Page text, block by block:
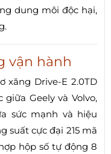
dung môi độc hại,
vận hành
xăng Drive-E 2.0TD
Geely và Volvo,
sức mạnh và hiệu
suất cực đại 215 mã
hộp số tự động 8